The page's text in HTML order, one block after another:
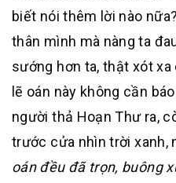
biết nói thêm lời nào
thân mình mà nàng ta
sướng hơn ta, thật xót
lẽ oán này không cần
người thả Hoạn Thư ra,
trước cửa nhìn trời xanh,
oán đều đã trọn, buông